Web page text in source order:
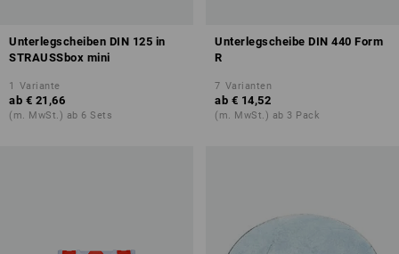
Unterlegscheiben DIN 125 in
STRAUSSbox mini
1 Variante
ab € 21,66
(m. MwSt.) ab 6 Sets
Unterlegscheibe DIN 440 Form
R
7 Varianten
ab € 14,52
(m. MwSt.) ab 3 Pack